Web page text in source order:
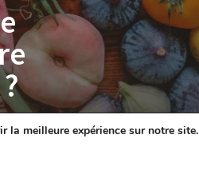
la meilleure expérience sur notre site.